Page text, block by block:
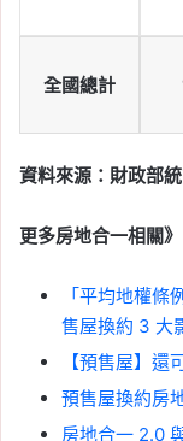
全國總計
資料來源：財政部
更多房地合一相關》
「平均地權
售屋換約 3 大
【預售屋】
預售屋換約房
房地合一 2.0